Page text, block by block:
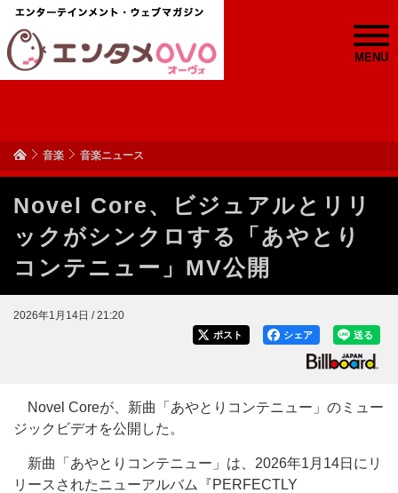
MENU
音楽 音楽ニュース
Novel Core、ビジュアルとリリ
ックがシンクロする「あやとり
コンテニュー」MV公開
2026年1月14日 / 21:20
送る
シェア
ポスト
Novel Coreが、新曲「あやとりコンテニュー」のミュー
ジックビデオを公開した。
新曲「あやとりコンテニュー」は、2026年1月14日にリ
リースされたニューアルバム『PERFECTLY